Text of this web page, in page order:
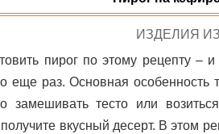
POSTED
ИЗДЕЛИЯ
пирог по этому рецепту
еще раз. Основная особенность
замешивать тесто или
вкусный десерт. В этом